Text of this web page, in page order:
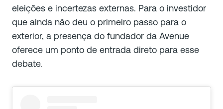
eleições e incertezas externas. Para o investidor
que ainda não deu o primeiro passo para o
exterior, a presença do fundador da Avenue
oferece um ponto de entrada direto para esse
debate.